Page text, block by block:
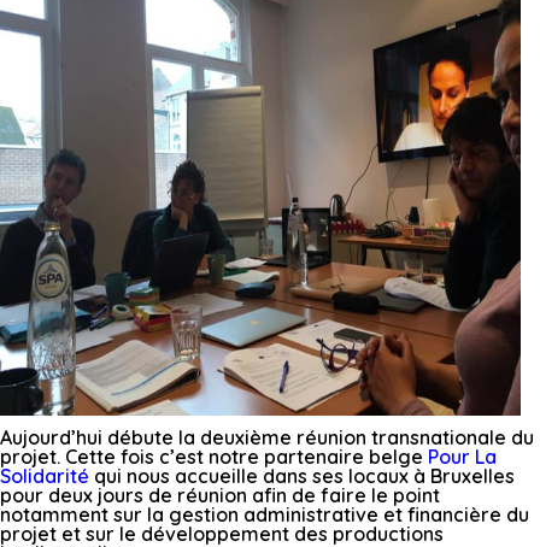
Aujourd’hui débute la deuxième réunion transnationale du
projet. Cette fois c’est notre partenaire belge Pour La
Solidarité qui nous accueille dans ses locaux à Bruxelles
pour deux jours de réunion afin de faire le point
notamment sur la gestion administrative et financière du
projet et sur le développement des productions